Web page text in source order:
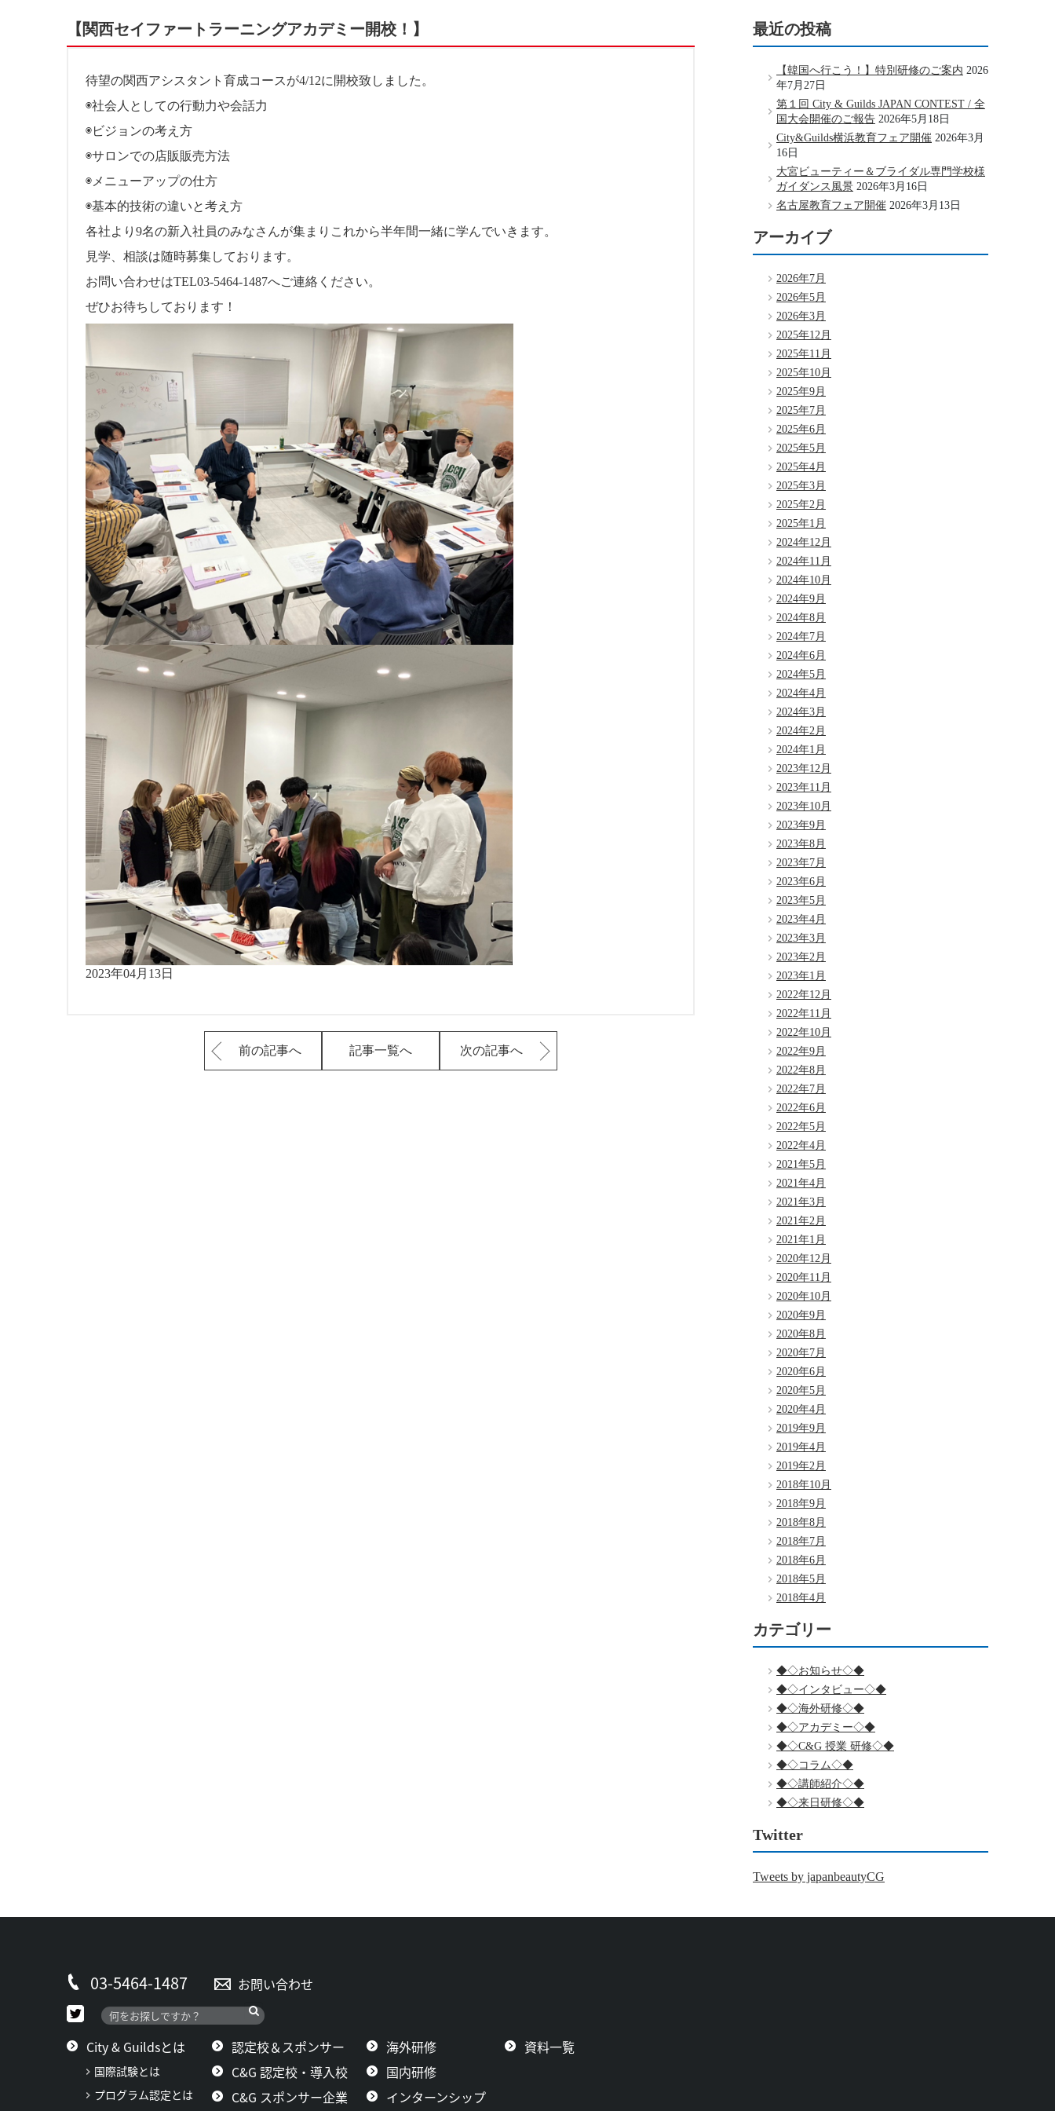
【関西セイファートラーニングアカデミー開校！】
待望の関西アシスタント育成コースが4/12に開校致しました。
◉社会人としての行動力や会話力
◉ビジョンの考え方
◉サロンでの店販販売方法
◉メニューアップの仕方
◉基本的技術の違いと考え方
各社より9名の新入社員のみなさんが集まりこれから半年間一緒に学んでいきます。
見学、相談は随時募集しております。
お問い合わせはTEL03-5464-1487へご連絡ください。
ぜひお待ちしております！
2023年04月13日
前の記事へ 記事一覧へ 次の記事へ
最近の投稿
【韓国へ行こう！】特別研修のご案内 2026
年7月27日
第１回 City & Guilds JAPAN CONTEST / 全
国大会開催のご報告 2026年5月18日
City&Guilds横浜教育フェア開催 2026年3月
16日
大宮ビューティー＆ブライダル専門学校様
ガイダンス風景 2026年3月16日
名古屋教育フェア開催 2026年3月13日
アーカイブ
2026年7月
2026年5月
2026年3月
2025年12月
2025年11月
2025年10月
2025年9月
2025年7月
2025年6月
2025年5月
2025年4月
2025年3月
2025年2月
2025年1月
2024年12月
2024年11月
2024年10月
2024年9月
2024年8月
2024年7月
2024年6月
2024年5月
2024年4月
2024年3月
2024年2月
2024年1月
2023年12月
2023年11月
2023年10月
2023年9月
2023年8月
2023年7月
2023年6月
2023年5月
2023年4月
2023年3月
2023年2月
2023年1月
2022年12月
2022年11月
2022年10月
2022年9月
2022年8月
2022年7月
2022年6月
2022年5月
2022年4月
2021年5月
2021年4月
2021年3月
2021年2月
2021年1月
2020年12月
2020年11月
2020年10月
2020年9月
2020年8月
2020年7月
2020年6月
2020年5月
2020年4月
2019年9月
2019年4月
2019年2月
2018年10月
2018年9月
2018年8月
2018年7月
2018年6月
2018年5月
2018年4月
カテゴリー
◆◇お知らせ◇◆
◆◇インタビュー◇◆
◆◇海外研修◇◆
◆◇アカデミー◇◆
◆◇C&G 授業 研修◇◆
◆◇コラム◇◆
◆◇講師紹介◇◆
◆◇来日研修◇◆
Twitter
Tweets by japanbeautyCG
03-5464-1487 お問い合わせ
City & Guildsとは
国際試験とは
プログラム認定とは
認定校＆スポンサー
C&G 認定校・導入校
C&G スポンサー企業
海外研修
国内研修
インターンシップ
資料一覧